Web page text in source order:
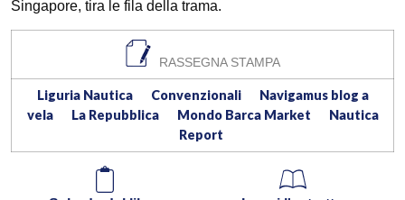
Singapore, tira le fila della trama.
RASSEGNA STAMPA
Liguria Nautica Convenzionali
Navigamus blog a
vela
La Repubblica Mondo Barca Market
Nautica
Report